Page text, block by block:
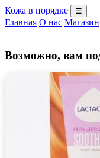
Кожа в порядке ☰
Главная О нас Магазин
Возможно, вам